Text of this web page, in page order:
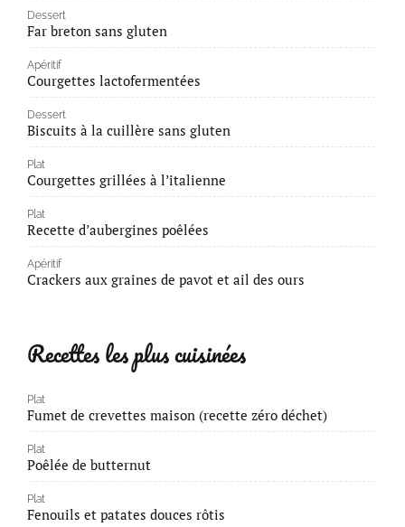
Dessert
Far breton sans gluten
Apéritif
Courgettes lactofermentées
Dessert
Biscuits à la cuillère sans gluten
Plat
Courgettes grillées à l’italienne
Plat
Recette d’aubergines poêlées
Apéritif
Crackers aux graines de pavot et ail des ours
Recettes les plus cuisinées
Plat
Fumet de crevettes maison (recette zéro déchet)
Plat
Poêlée de butternut
Plat
Fenouils et patates douces rôtis